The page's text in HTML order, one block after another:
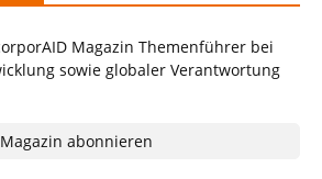
Magazin abonnieren